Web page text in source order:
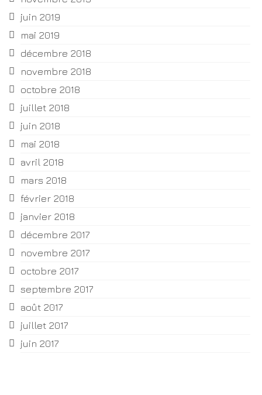
juin 2019
mai 2019
décembre 2018
novembre 2018
octobre 2018
juillet 2018
juin 2018
mai 2018
avril 2018
mars 2018
février 2018
janvier 2018
décembre 2017
novembre 2017
octobre 2017
septembre 2017
août 2017
juillet 2017
juin 2017